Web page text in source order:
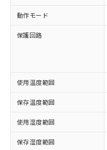
動作モード
保護回路
使用温度範囲
保存温度範囲
使用湿度範囲
保存湿度範囲
ご利用条件
ご利用ください。
本サービス
対応済み：EU
非含有に対応した
有に対応した製品
商品です。
対応予定なし：
非含有に非対応の
調査・確認中：EU